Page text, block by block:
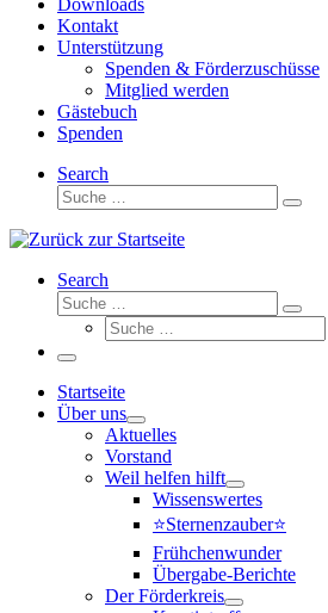
Downloads
Kontakt
Unterstützung
Spenden & Förderzuschüsse
Mitglied werden
Gästebuch
Spenden
Search
Suche
Suche
Search
Suche
Suche
Suche
Menü
Startseite
Über uns
Aktuelles
Vorstand
Weil helfen hilft
Wissenswertes
⭐Sternenzauber⭐
Frühchenwunder
Übergabe-Berichte
Der Förderkreis